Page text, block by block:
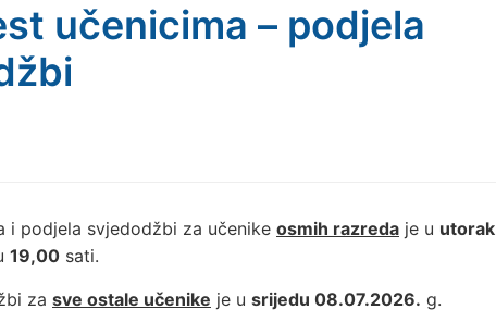
učenicima – podjela
i podjela svjedodžbi za učenike osmih razreda je u utorak
19,00 sati.
za sve ostale učenike je u srijedu 08.07.2026. g.